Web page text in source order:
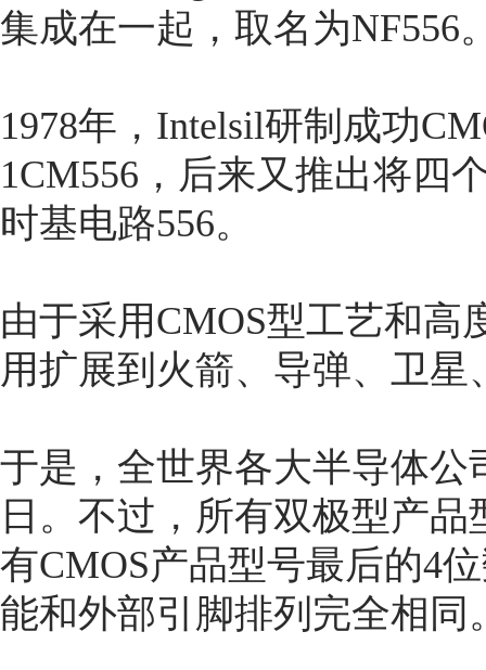
集成在一起，取名为NF556
1978年，Intelsil研制成功
1CM556，后来又推出将四
时基电路556。
由于采用CMOS型工艺和
用扩展到火箭、导弹、卫
于是，全世界各大半导体
日。不过，所有双极型产
有CMOS产品型号最后的4
能和外部引脚排列完全相同